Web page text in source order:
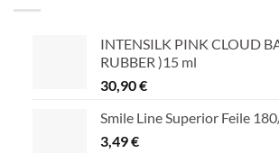
INTENSILK PINK CLOUD
RUBBER )15 ml
30,90€
Smile Line Superior Feile
3,49€